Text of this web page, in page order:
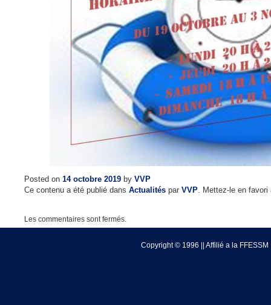
Posted on 14 octobre 2019 by VVP
Ce contenu a été publié dans Actualités par VVP. Mettez-le en
Les commentaires sont fermés.
Copyright © 1996 || Affilié a la